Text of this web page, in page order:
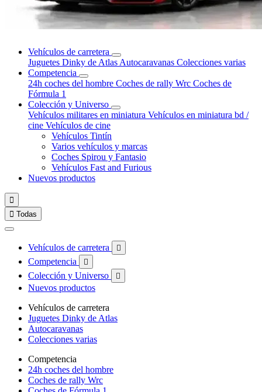
Vehículos de carretera
Juguetes Dinky de Atlas Autocaravanas Colecciones varias
Competencia
24h coches del hombre Coches de rally Wrc Coches de
Fórmula 1
Colección y Universo
Vehículos militares en miniatura Vehículos en miniatura bd /
cine Vehículos de cine
Vehículos Tintín
Varios vehículos y marcas
Coches Spirou y Fantasio
Vehículos Fast and Furious
Nuevos productos

 Todas
Vehículos de carretera 
Competencia 
Colección y Universo 
Nuevos productos
Vehículos de carretera
Juguetes Dinky de Atlas
Autocaravanas
Colecciones varias
Competencia
24h coches del hombre
Coches de rally Wrc